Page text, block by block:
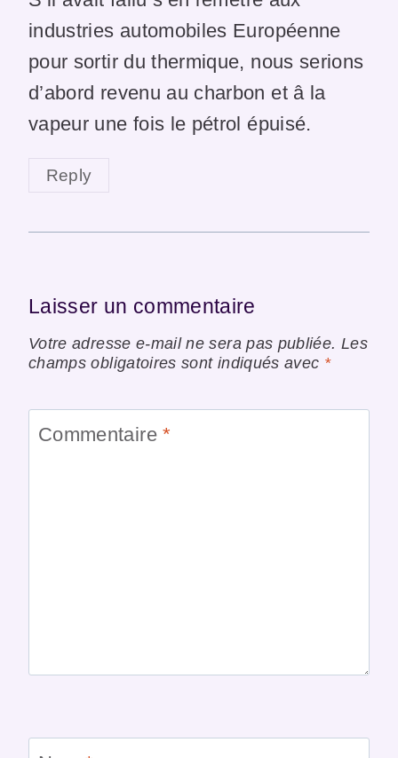
industries automobiles Européenne
pour sortir du thermique, nous serions
d’abord revenu au charbon et â la
vapeur une fois le pétrol épuisé.
Reply
Laisser un commentaire
Votre adresse e-mail ne sera pas publiée. Les
champs obligatoires sont indiqués avec *
Commentaire*